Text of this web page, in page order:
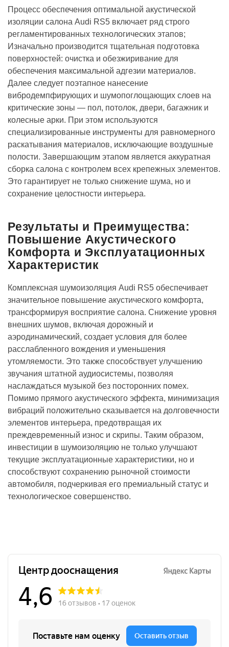
Процесс обеспечения оптимальной акустической
изоляции салона Audi RS5 включает ряд строго
регламентированных технологических этапов;
Изначально производится тщательная подготовка
поверхностей: очистка и обезжиривание для
обеспечения максимальной адгезии материалов.
Далее следует поэтапное нанесение
вибродемпфирующих и шумопоглощающих слоев на
критические зоны — пол, потолок, двери, багажник и
колесные арки. При этом используются
специализированные инструменты для равномерного
раскатывания материалов, исключающие воздушные
полости. Завершающим этапом является аккуратная
сборка салона с контролем всех крепежных элементов.
Это гарантирует не только снижение шума, но и
сохранение целостности интерьера.
Результаты и Преимущества:
Повышение Акустического
Комфорта и Эксплуатационных
Характеристик
Комплексная шумоизоляция Audi RS5 обеспечивает
значительное повышение акустического комфорта,
трансформируя восприятие салона. Снижение уровня
внешних шумов, включая дорожный и
аэродинамический, создает условия для более
расслабленного вождения и уменьшения
утомляемости. Это также способствует улучшению
звучания штатной аудиосистемы, позволяя
наслаждаться музыкой без посторонних помех.
Помимо прямого акустического эффекта, минимизация
вибраций положительно сказывается на долговечности
элементов интерьера, предотвращая их
преждевременный износ и скрипы. Таким образом,
инвестиции в шумоизоляцию не только улучшают
текущие эксплуатационные характеристики, но и
способствуют сохранению рыночной стоимости
автомобиля, подчеркивая его премиальный статус и
технологическое совершенство.